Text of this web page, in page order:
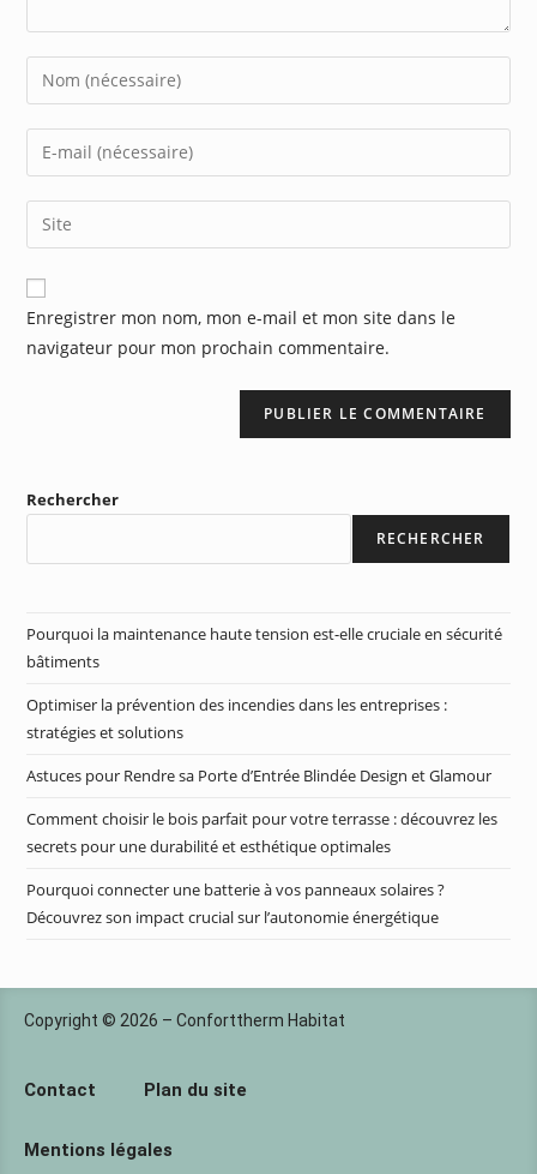
Enregistrer mon nom, mon e-mail et mon site dans le
navigateur pour mon prochain commentaire.
Rechercher
RECHERCHER
Pourquoi la maintenance haute tension est-elle cruciale en sécurité
bâtiments
Optimiser la prévention des incendies dans les entreprises :
stratégies et solutions
Astuces pour Rendre sa Porte d’Entrée Blindée Design et Glamour
Comment choisir le bois parfait pour votre terrasse : découvrez les
secrets pour une durabilité et esthétique optimales
Pourquoi connecter une batterie à vos panneaux solaires ?
Découvrez son impact crucial sur l’autonomie énergétique
Copyright © 2026 – Conforttherm Habitat
Contact Plan du site
Mentions légales